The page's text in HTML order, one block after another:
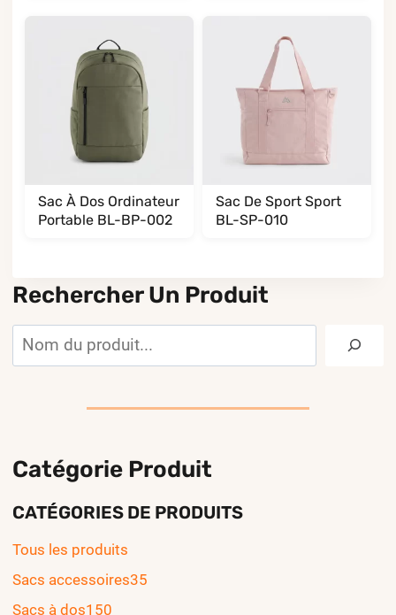
Sac À Dos Ordinateur
Portable BL-BP-002
Sac De Sport Sport
BL-SP-010
Rechercher Un Produit
Rechercher
Catégorie Produit
CATÉGORIES DE PRODUITS
Tous les produits
Sacs accessoires35
Sacs à dos150